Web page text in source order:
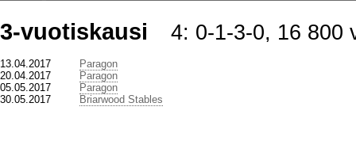
3-vuotiskausi 4: 0-1-3-0, 16 800
13.04.2017
Paragon
20.04.2017
Paragon
05.05.2017
Paragon
30.05.2017
Briarwood Stables